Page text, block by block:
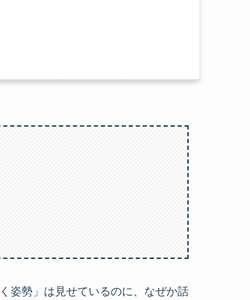
姿勢」は見せているのに、なぜか話